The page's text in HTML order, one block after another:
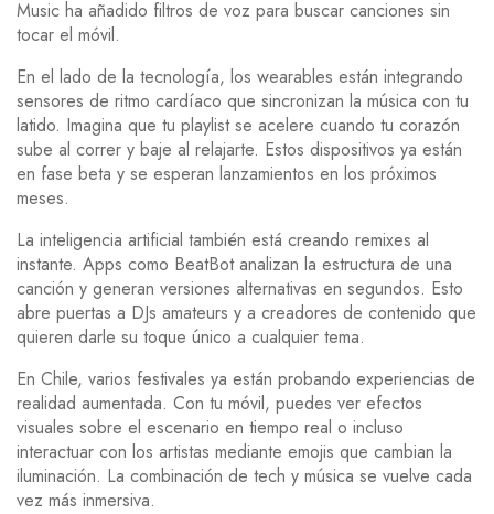
Music ha añadido filtros de voz para buscar canciones sin
tocar el móvil.
En el lado de la tecnología, los wearables están integrando
sensores de ritmo cardíaco que sincronizan la música con tu
latido. Imagina que tu playlist se acelere cuando tu corazón
sube al correr y baje al relajarte. Estos dispositivos ya están
en fase beta y se esperan lanzamientos en los próximos
meses.
La inteligencia artificial también está creando remixes al
instante. Apps como BeatBot analizan la estructura de una
canción y generan versiones alternativas en segundos. Esto
abre puertas a DJs amateurs y a creadores de contenido que
quieren darle su toque único a cualquier tema.
En Chile, varios festivales ya están probando experiencias de
realidad aumentada. Con tu móvil, puedes ver efectos
visuales sobre el escenario en tiempo real o incluso
interactuar con los artistas mediante emojis que cambian la
iluminación. La combinación de tech y música se vuelve cada
vez más inmersiva.